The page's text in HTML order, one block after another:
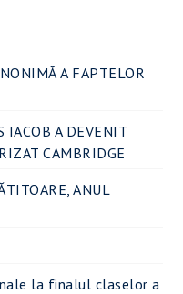
A FAPTELOR
IACOB A DEVENIT
CAMBRIDGE
ANUL
la finalul claselor a